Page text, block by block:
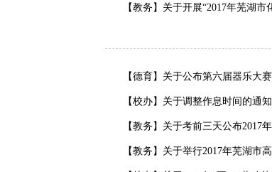
【教务】关于开展“2017年芜湖
【德育】关于公布第六届器乐大
【校办】关于调整作息时间的通知
【教务】关于考前三天公布2017
【教务】关于举行2017年芜湖市